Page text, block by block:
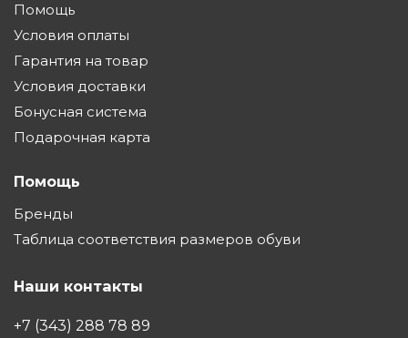
Помощь
Условия оплаты
Гарантия на товар
Условия доставки
Бонусная система
Подарочная карта
Помощь
Бренды
Таблица соответствия размеров обуви
Наши контакты
+7 (343) 288 78 89